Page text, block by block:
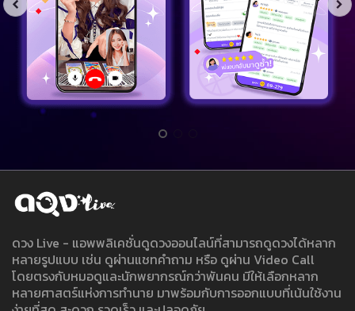
ดวง Live - แอพพลิเคชั่นดูดวงออนไลน์ที่สามารถดูดวงได้หลาก
หลายรูปแบบ เช่น ดูผ่านแชทคำถาม หรือ ดูผ่าน Video Call
โดยตรงกับหมอดูและนักพยากรณ์กว่าพันคน มีให้เลือกหลาก
หลายศาสตร์แห่งการทำนาย มาพร้อมกับการออกแบบที่เน้นใช้งาน